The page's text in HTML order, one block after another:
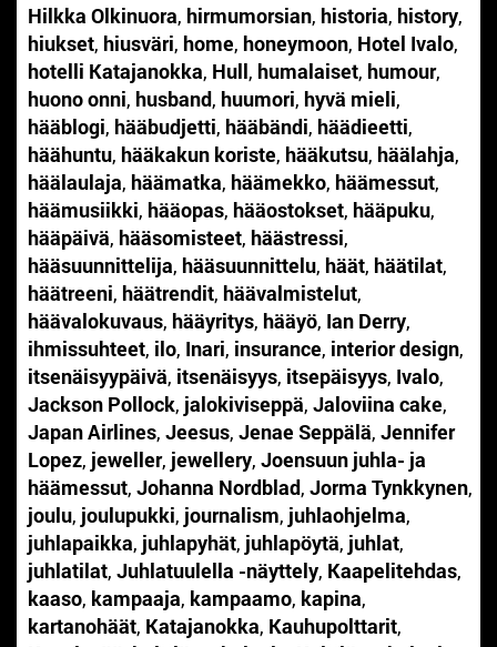
Hilkka Olkinuora, hirmumorsian, historia, history,
hiukset, hiusväri, home, honeymoon, Hotel Ivalo,
hotelli Katajanokka, Hull, humalaiset, humour,
huono onni, husband, huumori, hyvä mieli,
hääblogi, hääbudjetti, hääbändi, häädieetti,
häähuntu, hääkakun koriste, hääkutsu, häälahja,
häälaulaja, häämatka, häämekko, häämessut,
häämusiikki, hääopas, hääostokset, hääpuku,
hääpäivä, hääsomisteet, häästressi,
hääsuunnittelija, hääsuunnittelu, häät, häätilat,
häätreeni, häätrendit, häävalmistelut,
häävalokuvaus, hääyritys, hääyö, Ian Derry,
ihmissuhteet, ilo, Inari, insurance, interior design,
itsenäisyypäivä, itsenäisyys, itsepäisyys, Ivalo,
Jackson Pollock, jalokiviseppä, Jaloviina cake,
Japan Airlines, Jeesus, Jenae Seppälä, Jennifer
Lopez, jeweller, jewellery, Joensuun juhla- ja
häämessut, Johanna Nordblad, Jorma Tynkkynen,
joulu, joulupukki, journalism, juhlaohjelma,
juhlapaikka, juhlapyhät, juhlapöytä, juhlat,
juhlatilat, Juhlatuulella -näyttely, Kaapelitehdas,
kaaso, kampaaja, kampaamo, kapina,
kartanohäät, Katajanokka, Kauhupolttarit,